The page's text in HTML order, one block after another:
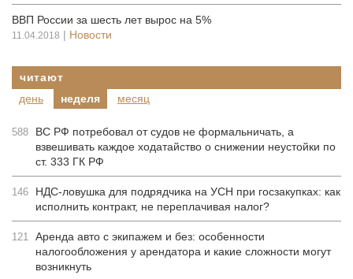
ВВП России за шесть лет вырос на 5%
11.04.2018 | Новости
читают
день
неделя месяц
588
ВС РФ потребовал от судов не формальничать, а
взвешивать каждое ходатайство о снижении неустойки по
ст. 333 ГК РФ
146
НДС-ловушка для подрядчика на УСН при госзакупках: как
исполнить контракт, не переплачивая налог?
121 Аренда авто с экипажем и без: особенности
налогообложения у арендатора и какие сложности могут
возникнуть